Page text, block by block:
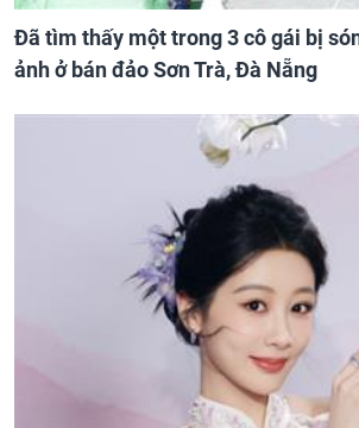
Đã tìm thấy một trong 3 cô gái bị
ảnh ở bán đảo Sơn Trà, Đà Nẵng